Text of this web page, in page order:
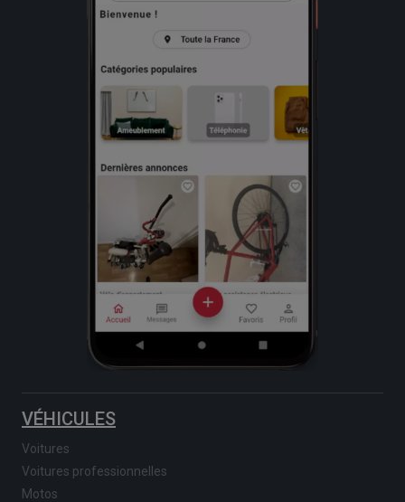
VÉHICULES
Voitures
Voitures professionnelles
Motos